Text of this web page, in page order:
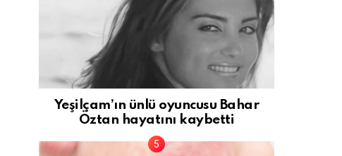
Yeşilçam’ın ünlü oyuncusu Bahar
Öztan hayatını kaybetti